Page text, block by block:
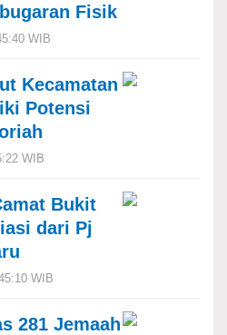
Fisik
WIB
Kecamatan
Potensi
WIB
Bukit
dari Pj
WIB
281 Jemaah